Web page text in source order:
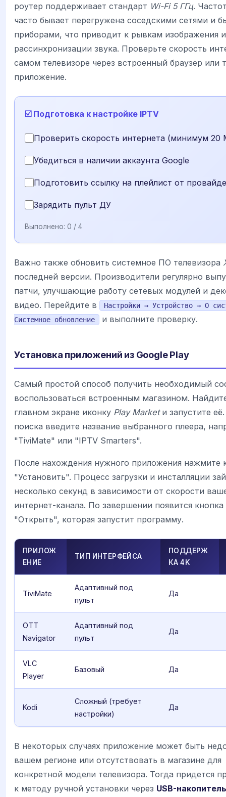
роутер поддерживает стандарт Wi-Fi 5 ГГц.
часто бывает перегружена соседскими сетями и
приборами, что приводит к рывкам изображения и
рассинхронизации звука. Проверьте скорость
самом телевизоре через встроенный браузер или
приложение.
☑️ Подготовка к настройке IPTV
Проверить скорость интернета (минимум 20
Убедиться в наличии аккаунта Google
Подготовить ссылку на плейлист от
Зарядить пульт ДУ
Выполнено: 0 / 4
Важно также обновить системное ПО телевизора
последней версии. Производители регулярно
патчи, улучшающие работу сетевых модулей и
видео. Перейдите в
Настройки → Устройство → О
Системное обновление
и выполните проверку.
Установка приложений из Google Play
Самый простой способ получить необходимый
воспользоваться встроенным магазином.
главном экране иконку Play Marketи запустите
поиска введите название выбранного плеера,
"TiviMate" или "IPTV Smarters".
После нахождения нужного приложения нажмите
"Установить". Процесс загрузки и инсталляции
несколько секунд в зависимости от скорости
интернет-канала. По завершении появится кнопка
"Открыть", которая запустит программу.
ПРИЛОЖ
ЕНИЕ
ТИП ИНТЕРФЕЙСА
ПОДДЕРЖ
КА 4K
TiviMate
Адаптивный под
пульт
Да
OTT
Navigator
Адаптивный под
пульт
Да
VLC
Player
Базовый Да
Kodi
Сложный (требует
настройки)
Да
В некоторых случаях приложение может быть
вашем регионе или отсутствовать в магазине для
конкретной модели телевизора. Тогда придется
к методу ручной установки через USB-накопитель